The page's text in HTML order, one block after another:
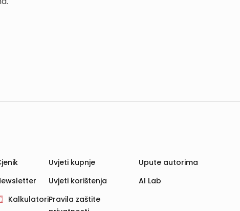
Kalkulatori
Uvjeti kupnje
Uvjeti korištenja
Pravila zaštite
Upute autorima
AI Lab